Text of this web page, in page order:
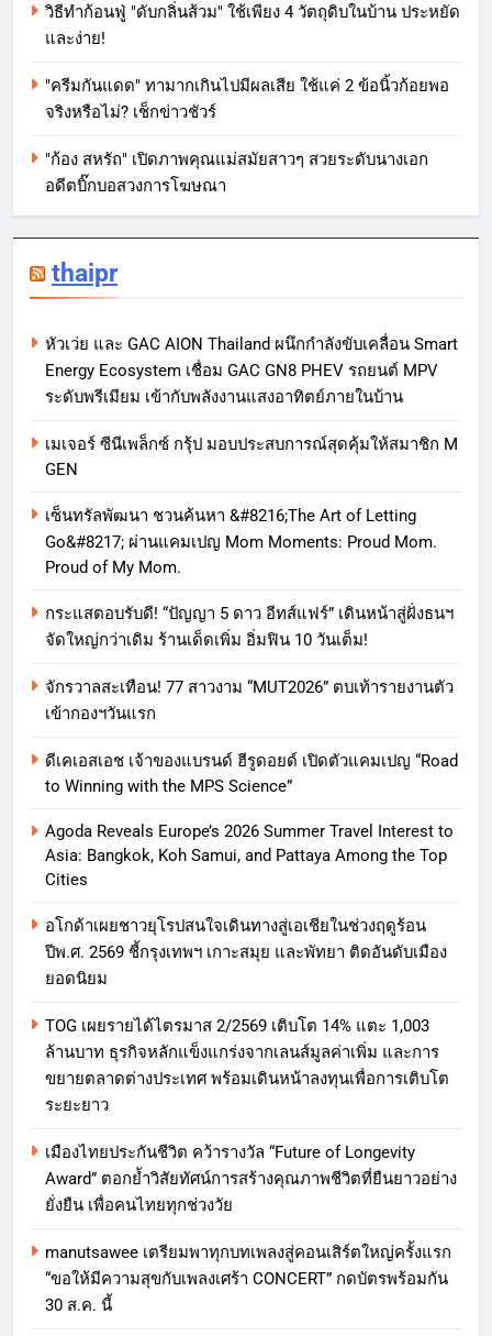
วิธีทำก้อนฟู่ "ดับกลิ่นส้วม" ใช้เพียง 4 วัตถุดิบในบ้าน ประหยัด
และง่าย!
"ครีมกันแดด" ทามากเกินไปมีผลเสีย ใช้แค่ 2 ข้อนิ้วก้อยพอ
จริงหรือไม่? เช็กข่าวชัวร์
"ก้อง สหรัถ" เปิดภาพคุณแม่สมัยสาวๆ สวยระดับนางเอก
อดีตบิ๊กบอสวงการโฆษณา
thaipr
หัวเว่ย และ GAC AION Thailand ผนึกกำลังขับเคลื่อน Smart
Energy Ecosystem เชื่อม GAC GN8 PHEV รถยนต์ MPV
ระดับพรีเมียม เข้ากับพลังงานแสงอาทิตย์ภายในบ้าน
เมเจอร์ ซีนีเพล็กซ์ กรุ้ป มอบประสบการณ์สุดคุ้มให้สมาชิก M
GEN
เซ็นทรัลพัฒนา ชวนค้นหา &#8216;The Art of Letting
Go&#8217; ผ่านแคมเปญ Mom Moments: Proud Mom.
Proud of My Mom.
กระแสตอบรับดี! “ปัญญา 5 ดาว อีทส์แฟร์” เดินหน้าสู่ฝั่งธนฯ
จัดใหญ่กว่าเดิม ร้านเด็ดเพิ่ม อิ่มฟิน 10 วันเต็ม!
จักรวาลสะเทือน! 77 สาวงาม “MUT2026” ตบเท้ารายงานตัว
เข้ากองฯวันแรก
ดีเคเอสเอช เจ้าของแบรนด์ ฮีรูดอยด์ เปิดตัวแคมเปญ “Road
to Winning with the MPS Science”
Agoda Reveals Europe’s 2026 Summer Travel Interest to
Asia: Bangkok, Koh Samui, and Pattaya Among the Top
Cities
อโกด้าเผยชาวยุโรปสนใจเดินทางสู่เอเชียในช่วงฤดูร้อน
ปีพ.ศ. 2569 ชี้กรุงเทพฯ เกาะสมุย และพัทยา ติดอันดับเมือง
ยอดนิยม
TOG เผยรายได้ไตรมาส 2/2569 เติบโต 14% แตะ 1,003
ล้านบาท ธุรกิจหลักแข็งแกร่งจากเลนส์มูลค่าเพิ่ม และการ
ขยายตลาดต่างประเทศ พร้อมเดินหน้าลงทุนเพื่อการเติบโต
ระยะยาว
เมืองไทยประกันชีวิต คว้ารางวัล “Future of Longevity
Award” ตอกย้ำวิสัยทัศน์การสร้างคุณภาพชีวิตที่ยืนยาวอย่าง
ยั่งยืน เพื่อคนไทยทุกช่วงวัย
manutsawee เตรียมพาทุกบทเพลงสู่คอนเสิร์ตใหญ่ครั้งแรก
“ขอให้มีความสุขกับเพลงเศร้า CONCERT” กดบัตรพร้อมกัน
30 ส.ค. นี้